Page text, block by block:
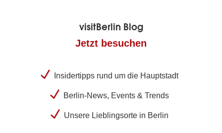
visitBerlin Blog
Jetzt besuchen
Insidertipps rund um die Hauptstadt
Berlin-News, Events & Trends
Unsere Lieblingsorte in Berlin